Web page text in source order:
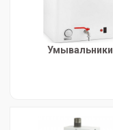
Умывальники